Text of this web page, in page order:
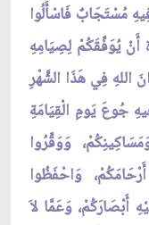
مُسْتَجَابٌ فَاسْأَلُوا
أَنْ يُوَفِّقَكُمْ لِصِيَامِهِ
اللهِ فِي هَذَا الشَّهْرِ
جُوعَ يَومِ الْقِيَامَةِ
وَوَقِّرُوا
وَاحْفَظُوا
أَبْصَارَكُمْ، وَعَمَّا لاَ